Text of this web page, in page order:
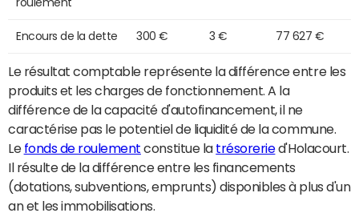
Encours de la dette 300 € 3 € 77 627 €
Le résultat comptable représente la différence entre les
produits et les charges de fonctionnement. A la
différence de la capacité d'autofinancement, il ne
caractérise pas le potentiel de liquidité de la commune.
Le fonds de roulement constitue la trésoreried'Holacourt.
Il résulte de la différence entre les financements
(dotations, subventions, emprunts) disponibles à plus d'un
an et les immobilisations.